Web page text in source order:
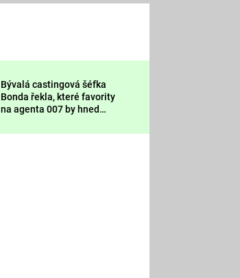
Prima LAJK
Sledujte nás
Bývalá castingová šéfka
Bonda řekla, které favority
na agenta 007 by hned